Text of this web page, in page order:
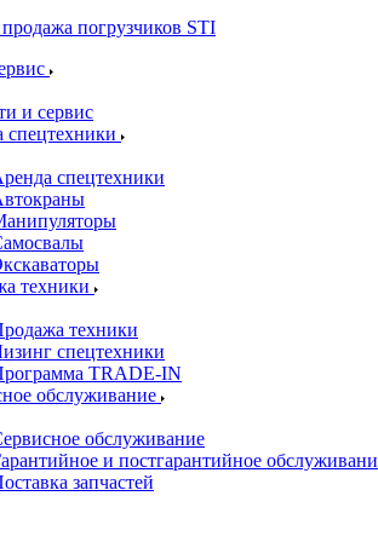
и сервис
спецтехники
спецтехники
техники
техники
спецтехники
TRADE-IN
обслуживание
обслуживание
и постгарантийное
запчастей